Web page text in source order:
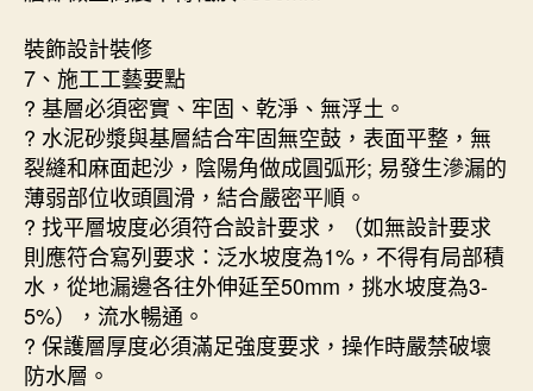
裝飾設計裝修
7、施工工藝要點
? 基層必須密實、牢固、乾淨、無浮土。
? 水泥砂漿與基層結合牢固無空鼓，表面平整，無
裂縫和麻面起沙，陰陽角做成圓弧形; 易發生滲漏的
薄弱部位收頭圓滑，結合嚴密平順。
? 找平層坡度必須符合設計要求，（如無設計要求
則應符合寫列要求：泛水坡度為1%，不得有局部積
水，從地漏邊各往外伸延至50mm，挑水坡度為3-
5%），流水暢通。
? 保護層厚度必須滿足強度要求，操作時嚴禁破壞
防水層。